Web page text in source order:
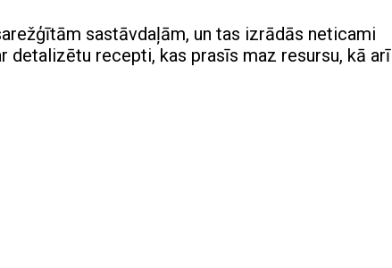
sastāvdaļām, un tas izrādās neticami
detalizētu recepti, kas prasīs maz resursu, kā arī